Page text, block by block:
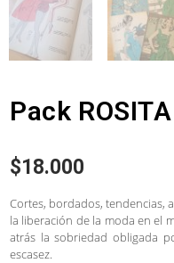
Pack
$18.000
Cortes, bordados, tendencias,
la liberación de la moda en el
atrás la sobriedad obligada
escasez.